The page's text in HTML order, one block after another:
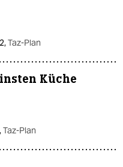
Taz-Plan
Küche
Taz-Plan